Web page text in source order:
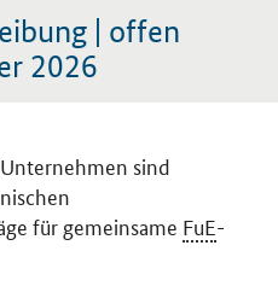
| offen
2026
sind
für gemeinsame FuE-